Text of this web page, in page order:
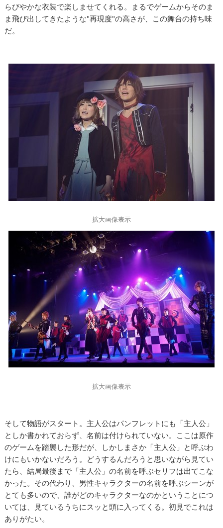
らびやかな衣装で楽しませてくれる。まるでゲームからそのま
ま飛び出してきたような"再現度"の高さが、この舞台の持ち味
だ。
拡大画像表示
拡大画像表示
そして物語がスタート。主人公はパンフレットにも「主人公」
としか書かれておらず、名前は付けられていない。ここは原作
のゲームを踏襲した形だが、しかしまさか「主人公」と呼ぶわ
けにもいかないだろう。どうするんだろうと思いながら見てい
たら、結局最後まで「主人公」の名前を呼ぶセリフは出てこな
かった。その代わり、男性キャラクターの名前を呼ぶシーンが
とても多いので、誰がどのキャラクターなのかということにつ
いては、見ているうちにスッと頭に入ってくる。初見でこれは
ありがたい。